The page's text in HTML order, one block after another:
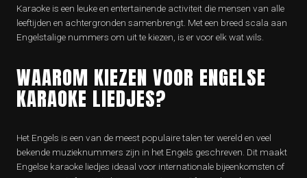
Karaoke is een leuke en entertainende activiteit die mensen van alle
leeftijden en achtergronden samenbrengt. Met een breed scala aan
Engelstalige nummers om uit te kiezen, is er voor elk wat wils.
WAAROM KIEZEN VOOR ENGELSE
KARAOKE LIEDJES?
Het Engels is een van de meest populaire talen ter wereld en veel
bekende muzieknummers zijn in het Engels geschreven. Dit maakt
Engelse karaoke liedjes ideaal voor internationale bijeenkomsten of